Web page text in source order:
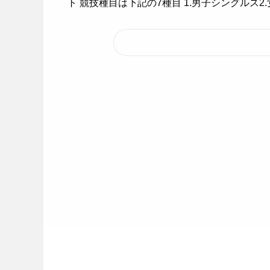
ト 競技種目は下記の7種目 1.男子シングルス2.